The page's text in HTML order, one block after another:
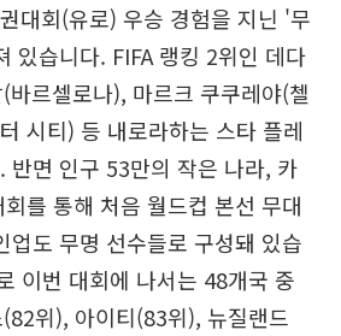
대회(유로) 우승 경험을 지닌 '무
있습니다. FIFA 랭킹 2위인 데다
르셀로나), 마르크 쿠쿠레야(첼
시티) 등 내로라하는 스타 플레
반면 인구 53만의 작은 나라, 카
를 통해 처음 월드컵 본선 무대
업도 무명 선수들로 구성돼 있습
이번 대회에 나서는 48개국 중
위), 아이티(83위), 뉴질랜드